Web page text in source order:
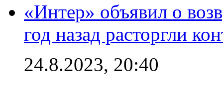
«Интер» объявил о
год назад расторгли
24.8.2023, 20:40